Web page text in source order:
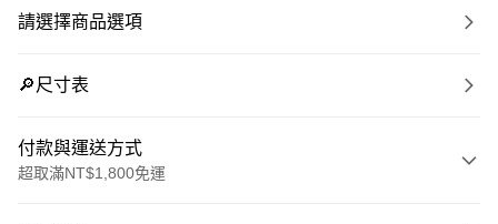
請選擇商品選項
🔎尺寸表
付款與運送方式
超取滿NT$1,800免運